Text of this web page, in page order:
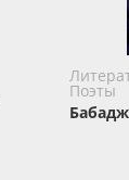
Поэты